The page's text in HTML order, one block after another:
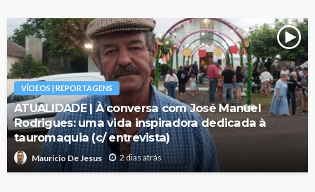
VÍDEOS | REPORTAGENS
ATUALIDADE | À conversa com José Manuel
Rodrigues: uma vida inspiradora dedicada à
tauromaquia (c/ entrevista)
Mauricio De Jesus 2 dias atrás